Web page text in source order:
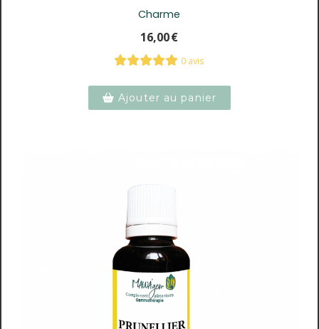
Charme
16,00€
0 avis
Ajouter au panier